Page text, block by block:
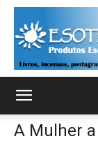
A Mulher